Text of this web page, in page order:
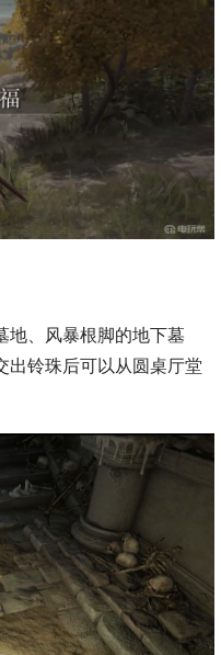
地、风暴根脚的地下墓
出铃珠后可以从圆桌厅堂